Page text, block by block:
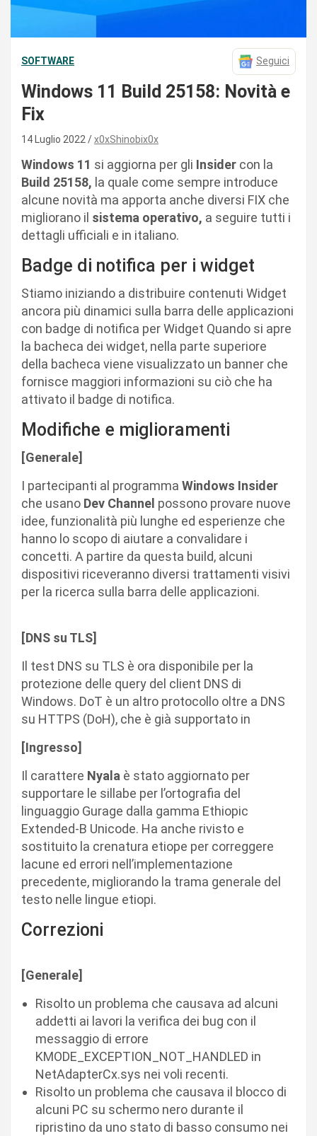
SOFTWARE Seguici
Windows 11 Build 25158: Novità e
Fix
14 Luglio 2022 x0xShinobix0x
Windows 11 si aggiorna per gli Insider con la
Build 25158, la quale come sempre introduce
alcune novità ma apporta anche diversi FIX che
migliorano il sistema operativo, a seguire tutti i
dettagli ufficiali e in italiano.
Badge di notifica per i widget
Stiamo iniziando a distribuire contenuti Widget
ancora più dinamici sulla barra delle applicazioni
con badge di notifica per Widget Quando si apre
la bacheca dei widget, nella parte superiore
della bacheca viene visualizzato un banner che
fornisce maggiori informazioni su ciò che ha
attivato il badge di notifica.
Modifiche e miglioramenti
[Generale]
I partecipanti al programma Windows Insider
che usano Dev Channel possono provare nuove
idee, funzionalità più lunghe ed esperienze che
hanno lo scopo di aiutare a convalidare i
concetti. A partire da questa build, alcuni
dispositivi riceveranno diversi trattamenti visivi
per la ricerca sulla barra delle applicazioni.
[DNS su TLS]
Il test DNS su TLS è ora disponibile per la
protezione delle query del client DNS di
Windows. DoT è un altro protocollo oltre a DNS
su HTTPS (DoH), che è già supportato in
[Ingresso]
Il carattere Nyala è stato aggiornato per
supportare le sillabe per l’ortografia del
linguaggio Gurage dalla gamma Ethiopic
Extended-B Unicode. Ha anche rivisto e
sostituito la crenatura etiope per correggere
lacune ed errori nell’implementazione
precedente, migliorando la trama generale del
testo nelle lingue etiopi.
Correzioni
[Generale]
Risolto un problema che causava ad alcuni
addetti ai lavori la verifica dei bug con il
messaggio di errore
KMODE_EXCEPTION_NOT_HANDLED in
NetAdapterCx.sys nei voli recenti.
Risolto un problema che causava il blocco di
alcuni PC su schermo nero durante il
ripristino da uno stato di basso consumo nei